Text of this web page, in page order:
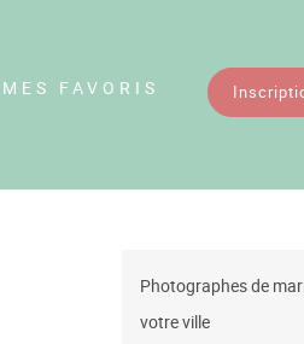
MES FAVORIS
Photographes de
votre ville